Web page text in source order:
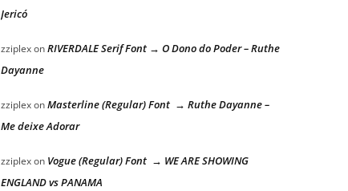
Jericó
zziplexonRIVERDALE Serif Font → O Dono do Poder – Ruthe
Dayanne
zziplexonMasterline (Regular) Font → Ruthe Dayanne –
Me deixe Adorar
zziplexon Vogue (Regular) Font → WE ARE SHOWING
ENGLAND vs PANAMA